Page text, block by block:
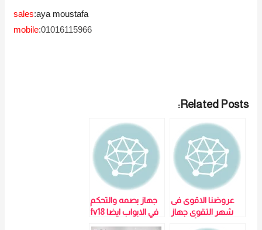
sales:aya moustafa
mobile:01016115966
Related Posts:
عروضنا الاقوى فى
شهر التقوى جهاز
جهاز بصمه والتحكم
في الابواب ايضا fv18